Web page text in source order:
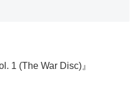
1 (The War Disc)』